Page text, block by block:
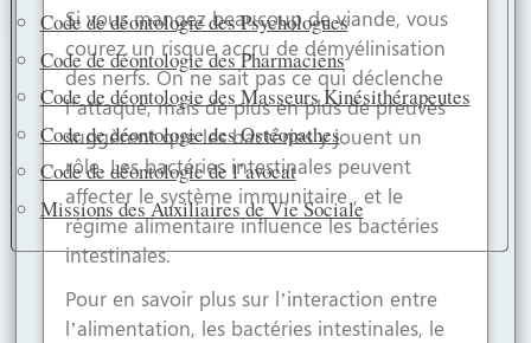
Code de déontologie des Psychologues
Code de déontologie des Pharmaciens
Code de déontologie des Masseurs Kinésithérapeutes
Code de déontologie des Ostéopathes
Code de déontologie de l’avocat
Missions des Auxiliaires de Vie Sociale
Si vous mangez beaucoup de viande, vous
courez un risque accru de démyélinisation
des nerfs. On ne sait pas ce qui déclenche
l’attaque, mais de plus en plus de preuves
suggèrent que les bactéries y jouent un
rôle. Les bactéries intestinales peuvent
affecter le système immunitaire , et le
régime alimentaire influence les bactéries
intestinales.
Pour en savoir plus sur l’interaction entre
l’alimentation, les bactéries intestinales, le